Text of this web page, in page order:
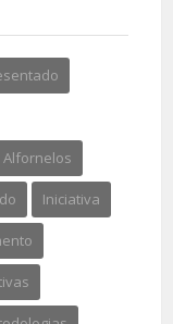
Alfornelos
Iniciativa